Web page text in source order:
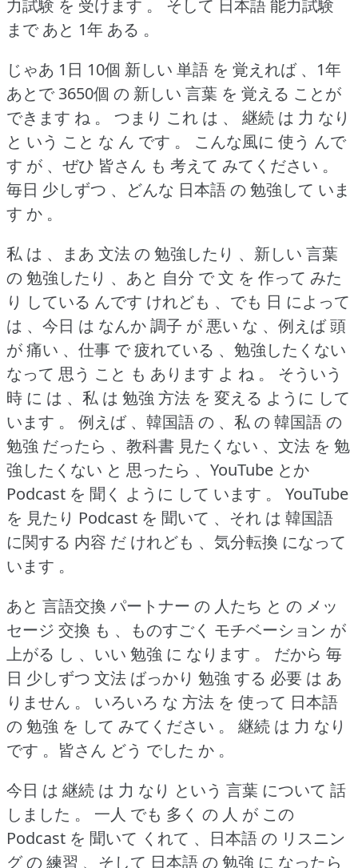
力試験 を 受けます 。
そして 日本語 能力試験
まで あと 1年 ある 。
じゃあ 1日 10個 新しい 単語 を 覚えれば 、1年
あとで 3650個 の 新しい 言葉 を 覚える ことが
できます ね 。
つまり これ は 、 継続 は 力 なり
と いう こと な ん です 。
こんな風に 使う んで
す が 、ぜひ 皆さん も 考えて みてください 。
毎日 少しずつ 、どんな 日本語 の 勉強して いま
す か 。
私 は 、まあ 文法 の 勉強したり 、新しい 言葉
の 勉強したり 、あと 自分 で 文 を 作って みた
り している んです けれども 、でも 日 によって
は 、今日 は なんか 調子 が 悪い な 、例えば 頭
が 痛い 、仕事 で 疲れている 、勉強したくない
なって 思う こと も あります よ ね 。
そういう
時 に は 、私 は 勉強 方法 を 変える ように して
います 。
例えば 、韓国語 の 、私 の 韓国語 の
勉強 だったら 、教科書 見たくない 、文法 を 勉
強したくない と 思ったら 、YouTube とか
Podcast を 聞く ように して います 。
YouTube
を 見たり Podcast を 聞いて 、それ は 韓国語
に関する 内容 だ けれども 、気分転換 になって
います 。
あと 言語交換 パートナー の 人たち と の メッ
セージ 交換 も 、ものすごく モチベーション が
上がる し 、いい 勉強 に なります 。
だから 毎
日 少しずつ 文法 ばっかり 勉強 する 必要 は あ
りません 。
いろいろ な 方法 を 使って 日本語
の 勉強 を して みてください 。
継続 は 力 なり
です 。皆さん どう でした か 。
今日 は 継続 は 力 なり という 言葉 について 話
しました 。
一人 でも 多く の 人 が この
Podcast を 聞いて くれて 、日本語 の リスニン
グ の 練習 、そして 日本語 の 勉強 に なったら